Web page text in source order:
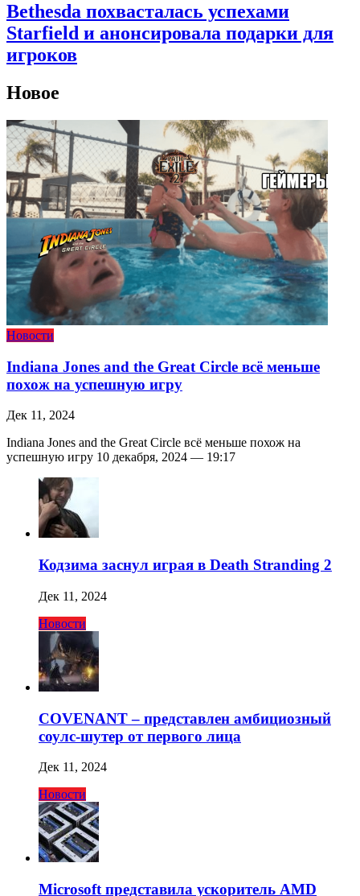
Bethesda похвасталась успехами
Starfield и анонсировала подарки для
игроков
Новое
Новости
Indiana Jones and the Great Circle всё меньше
похож на успешную игру
Дек 11, 2024
Indiana Jones and the Great Circle всё меньше похож на
успешную игру 10 декабря, 2024 — 19:17
Кодзима заснул играя в Death Stranding 2
Дек 11, 2024
Новости
COVENANT – представлен амбициозный
соулс-шутер от первого лица
Дек 11, 2024
Новости
Microsoft представила ускоритель AMD